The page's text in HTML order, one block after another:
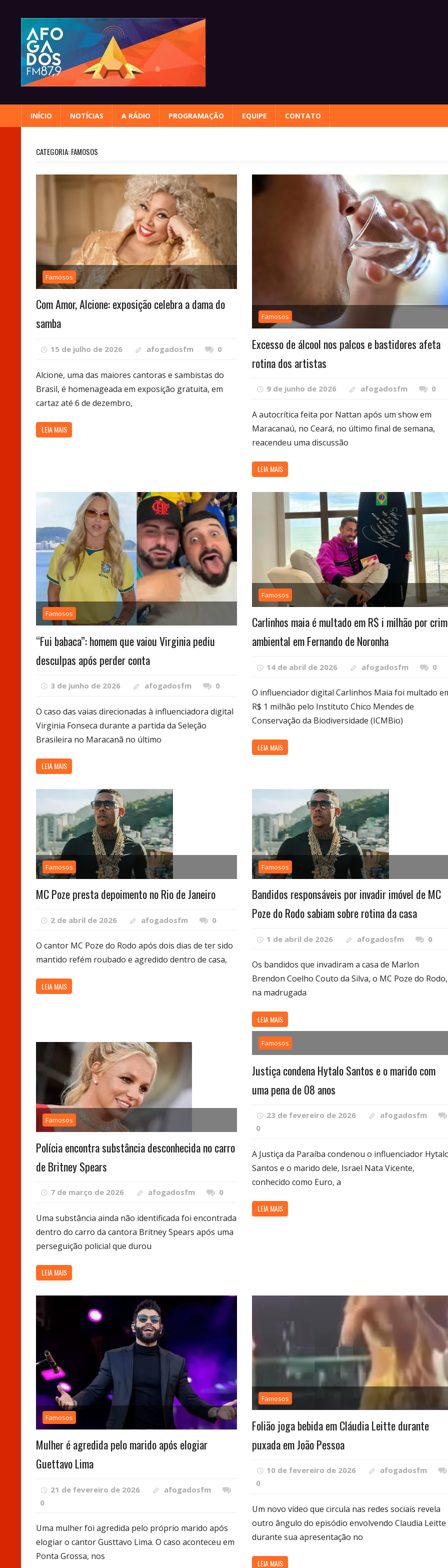
content
INÍCIO NOTÍCIAS A RÁDIO PROGRAMAÇÃO EQUIPE CONTATO
CATEGORIA:FAMOSOS
Famosos
Com Amor, Alcione: exposição celebra a dama do
samba
15 de julho de 2026 afogadosfm 0
Alcione, uma das maiores cantoras e sambistas do
Brasil, é homenageada em exposição gratuita, em
cartaz até 6 de dezembro,
LEIA MAIS
Famosos
Excesso de álcool nos palcos e bastidores afeta
rotina dos artistas
9 de junho de 2026 afogadosfm 0
A autocrítica feita por Nattan após um show em
Maracanaú, no Ceará, no último final de semana,
reacendeu uma discussão
LEIA MAIS
Famosos
“Fui babaca”: homem que vaiou Virginia pediu
desculpas após perder conta
3 de junho de 2026 afogadosfm 0
O caso das vaias direcionadas à influenciadora digital
Virginia Fonseca durante a partida da Seleção
Brasileira no Maracanã no último
LEIA MAIS
Famosos
Carlinhos maia é multado em R$ i milhão por
ambiental em Fernando de Noronha
14 de abril de 2026 afogadosfm 0
O influenciador digital Carlinhos Maia foi multado
R$ 1 milhão pelo Instituto Chico Mendes de
Conservação da Biodiversidade (ICMBio)
LEIA MAIS
Famosos
MC Poze presta depoimento no Rio de Janeiro
2 de abril de 2026 afogadosfm 0
O cantor MC Poze do Rodo após dois dias de ter sido
mantido refém roubado e agredido dentro de casa,
LEIA MAIS
Famosos
Bandidos responsáveis por invadir imóvel de MC
Poze do Rodo sabiam sobre rotina da casa
1 de abril de 2026 afogadosfm 0
Os bandidos que invadiram a casa de Marlon
Brendon Coelho Couto da Silva, o MC Poze do Rodo,
na madrugada
LEIA MAIS
Famosos
Polícia encontra substância desconhecida no carro
de Britney Spears
7 de março de 2026 afogadosfm 0
Uma substância ainda não identificada foi encontrada
dentro do carro da cantora Britney Spears após uma
perseguição policial que durou
LEIA MAIS
Famosos
Justiça condena Hytalo Santos e o marido com
uma pena de 08 anos
23 de fevereiro de 2026
afogadosfm
0
A Justiça da Paraíba condenou o influenciador
Santos e o marido dele, Israel Nata Vicente,
conhecido como Euro, a
LEIA MAIS
Famosos
Mulher é agredida pelo marido após elogiar
Guettavo Lima
21 de fevereiro de 2026
afogadosfm
0
Uma mulher foi agredida pelo próprio marido após
elogiar o cantor Gusttavo Lima. O caso aconteceu em
Ponta Grossa, nos
Famosos
Folião joga bebida em Cláudia Leitte durante
puxada em João Pessoa
10 de fevereiro de 2026
afogadosfm
0
Um novo vídeo que circula nas redes sociais revela
outro ângulo do episódio envolvendo Claudia Leitte
durante sua apresentação no
LEIA MAIS